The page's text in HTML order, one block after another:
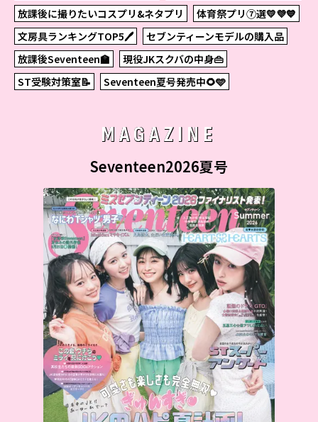
放課後に撮りたいコスプリ&ネタプリ
体育祭プリ⑦選💛💜💙
文房具ランキングTOP5🖊
セブンティーンモデルの購入品
放課後Seventeen🏫
現役JKスクバの中身👜
ST受験対策室📝
Seventeen夏号発売中🌻🩵
MAGAZINE
Seventeen2026夏号